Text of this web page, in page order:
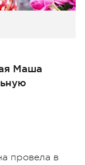
Маша
провела в